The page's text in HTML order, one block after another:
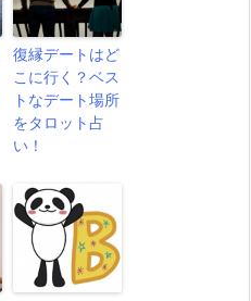
復縁デートはど
こに行く？ベス
トなデート場所
をタロット占
い！